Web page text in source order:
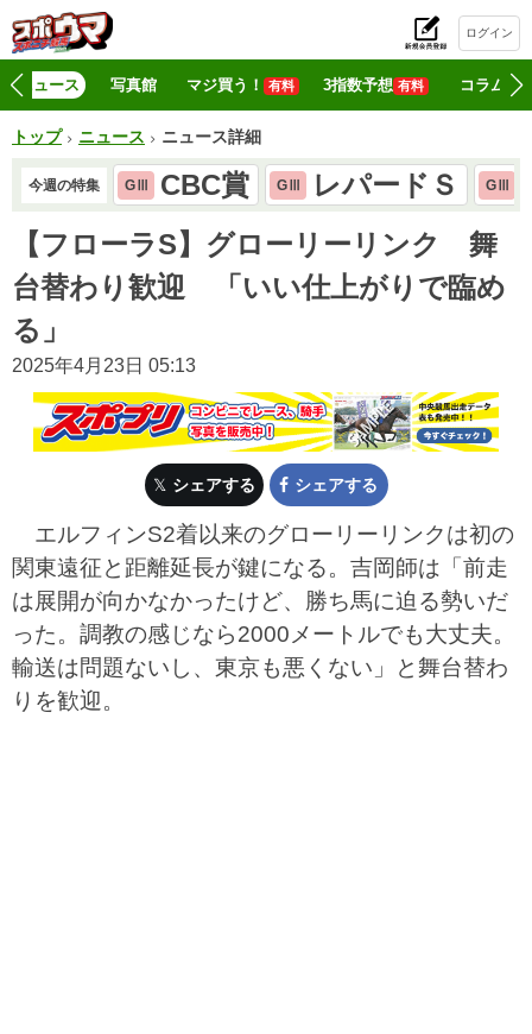
ログイン
ニュース 写真館 マジ買う！ 有料 3指数予想 有料 コラム
トップ ニュース ニュース詳細
今週の特集 GⅢ CBC賞 GⅢ レパードＳ GⅢ
【フローラS】グローリーリンク 舞
台替わり歓迎 「いい仕上がりで臨め
る」
2025年4月23日 05:13
シェアする シェアする
エルフィンS2着以来のグローリーリンクは初の
関東遠征と距離延長が鍵になる。吉岡師は「前走
は展開が向かなかったけど、勝ち馬に迫る勢いだ
った。調教の感じなら2000メートルでも大丈夫。
輸送は問題ないし、東京も悪くない」と舞台替わ
りを歓迎。